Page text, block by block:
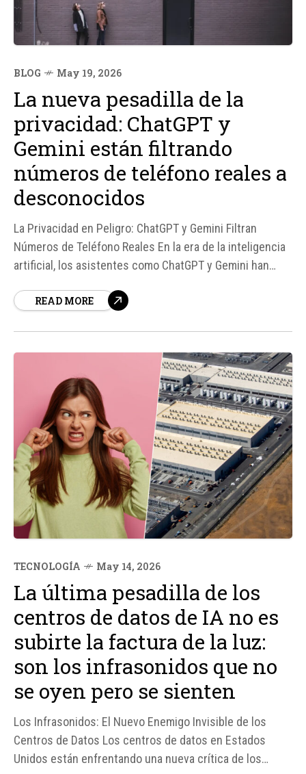
BLOG May 19, 2026
La nueva pesadilla de la
privacidad: ChatGPT y
Gemini están filtrando
números de teléfono reales a
desconocidos
La Privacidad en Peligro: ChatGPT y Gemini Filtran
Números de Teléfono Reales En la era de la inteligencia
artificial, los asistentes como ChatGPT y Gemini han
Sin embargo, un nuevo problema ha surgido: la filtración
READ MORE
TECNOLOGÍA May 14, 2026
La última pesadilla de los
centros de datos de IA no es
subirte la factura de la luz:
son los infrasonidos que no
se oyen pero se sienten
Los Infrasonidos: El Nuevo Enemigo Invisible de los
Centros de Datos Los centros de datos en Estados
Unidos están enfrentando una nueva crítica de los